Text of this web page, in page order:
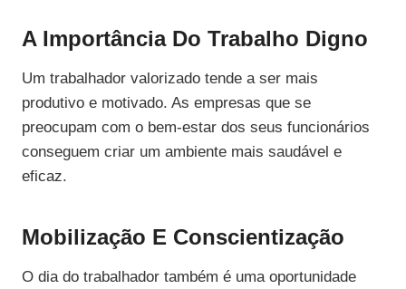
A Importância Do Trabalho Digno
Um trabalhador valorizado tende a ser mais
produtivo e motivado. As empresas que se
preocupam com o bem-estar dos seus funcionários
conseguem criar um ambiente mais saudável e
eficaz.
Mobilização E Conscientização
O dia do trabalhador também é uma oportunidade